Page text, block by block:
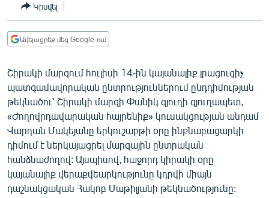
ԻՐԱՎՈՒՆՔ
ՀԱՍԱՐԱԿՈՒԹՅՈՒՆ
ՂԱՐԱԲԱՂ
ՊԱՏԵՐԱԶՄԻ 6 ՇԱԲԱԹՆԵՐԸ
ՏԱՐԱԾԱՇՐՋԱՆ
ՄԻՋԱԶԳԱՅԻՆ
ՄՇԱԿՈՒՅԹ
ՍՊՈՐՏ
Կիսվել
Ավելացրեք մեզ Google-ում
Շիրակի մարզում հուլիսի 14-ին կայանալիք լրացուցիչ
պատգամավորական ընտրություններում ընդդիմության
թեկնածու՝ Շիրակի մարզի Փանիկ գյուղի գյուղապետ,
«Ժողովրդավարական հայրենիք» կուսակցության անդամ
Վարդան Մակեյանը երկուշաբթի օրը ինքնաբացարկի
դիմում է ներկայացրել մարզային ընտրական
հանձնաժողով: Այսպիսով, հաջորդ կիրակի օրը
կայանալիք վերաքվեարկությունը կդրվի միայն
դաշնակցական Հակոբ Մաթիլյանի թեկնածությունը: